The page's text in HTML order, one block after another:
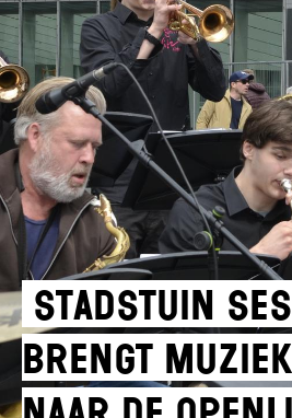
Stadstuin
brengt